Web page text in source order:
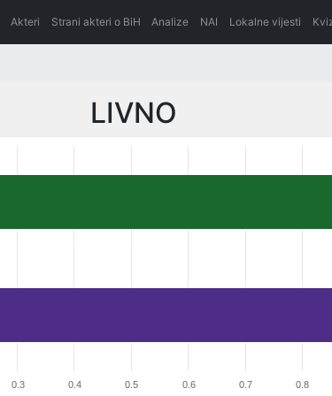
Akteri Strani akteri o BiH Analize NAI Lokalne vijesti
LIVNO
0.3 0.4 0.5 0.6 0.7 0.8